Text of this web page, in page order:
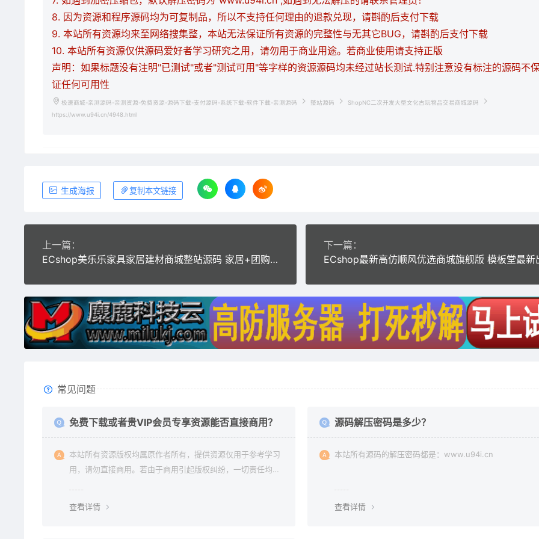
8. 因为资源和程序源码均为可复制品，所以不支持任何理由的退款兑现，请斟酌后支付下载
9. 本站所有资源均来至网络搜集整，本站无法保证所有资源的完整性与无其它BUG，请斟酌后支付下载
10. 本站所有资源仅供源码爱好者学习研究之用，请勿用于商业用途。若商业使用请支持正版
声明：如果标题没有注明"已测试"或者"测试可用"等字样的资源源码均未经过站长测试.特别注意没有标注的源码不
证任何可用性
极速商城-亲测源码-亲测资源-免费资源-源码下载-支付源码-系统下载-软件下载-亲测源码 整站源码
ShopNC二次开发大型文化古玩物品交易商城源码
https://www.u94i.cn/4948.html
生成海报 复制本文链接
上一篇：
ECshop美乐乐家具家居建材商城整站源码 家居+团购+晒单+WAP手机版+80个实用插件
下一篇：
常见问题
免费下载或者贵VIP会员专享资源能否直接商用？
本站所有资源版权均属原作者所有，提供资源仅用于参考学习
用，请勿直接商用。若由于商用引起版权纠纷，一切责任均由
查看详情
源码解压密码是多少？
本站所有源码的解压密码都是：www.u94i.cn
查看详情